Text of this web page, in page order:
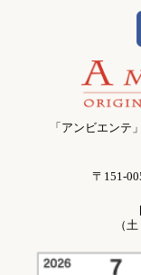
「アンビエンテ
〒151-
（